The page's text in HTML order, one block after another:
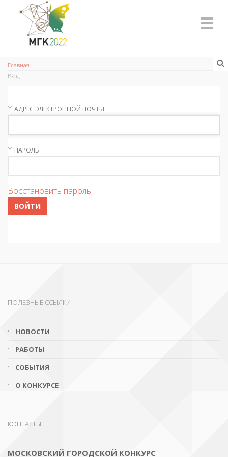
Главная
Вход
* АДРЕС ЭЛЕКТРОННОЙ ПОЧТЫ
* ПАРОЛЬ
Восстановить пароль
ВОЙТИ
ПОЛЕЗНЫЕ ССЫЛКИ
НОВОСТИ
РАБОТЫ
СОБЫТИЯ
О КОНКУРСЕ
КОНТАКТЫ
МОСКОВСКИЙ ГОРОДСКОЙ КОНКУРС